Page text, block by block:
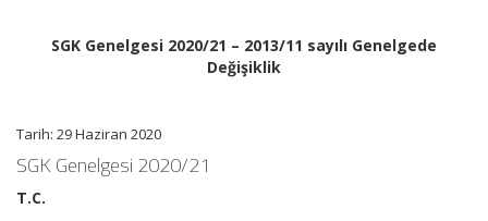
SGK Genelgesi 2020/21 – 2013/11 sayılı Genelgede
Değişiklik
Tarih: 29 Haziran 2020
SGK Genelgesi 2020/21
T.C.